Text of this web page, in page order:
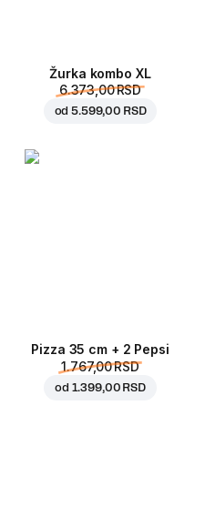
Žurka kombo XL
6.373,00 RSD
od5.599,00 RSD
Pizza 35 cm + 2 Pepsi
1.767,00 RSD
od 1.399,00 RSD